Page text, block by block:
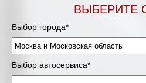
Нижневартовск
Новосибирск
ВЫБЕРИТЕ
Выбор города*
Выбор автосервиса*